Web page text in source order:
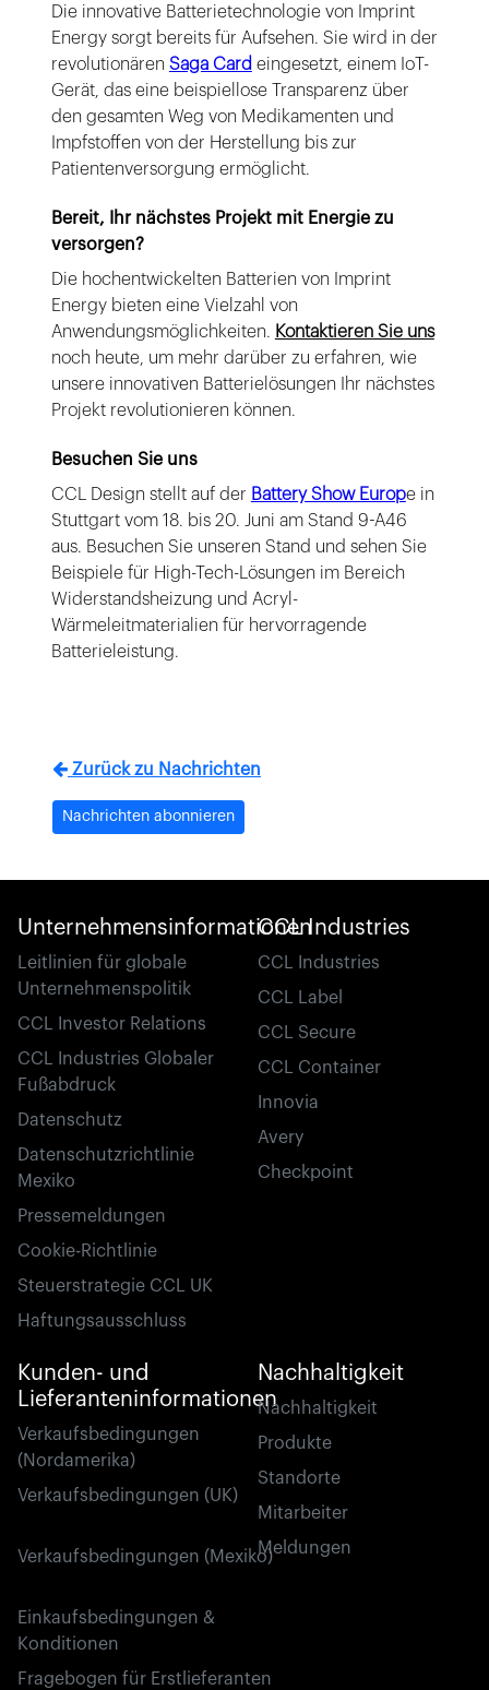
Die innovative Batterietechnologie von Imprint
Energy sorgt bereits für Aufsehen. Sie wird in der
revolutionären Saga Card eingesetzt, einem IoT-
Gerät, das eine beispiellose Transparenz über
den gesamten Weg von Medikamenten und
Impfstoffen von der Herstellung bis zur
Patientenversorgung ermöglicht.
Bereit, Ihr nächstes Projekt mit Energie zu
versorgen?
Die hochentwickelten Batterien von Imprint
Energy bieten eine Vielzahl von
Anwendungsmöglichkeiten. Kontaktieren Sie uns
noch heute, um mehr darüber zu erfahren, wie
unsere innovativen Batterielösungen Ihr nächstes
Projekt revolutionieren können.
Besuchen Sie uns
CCL Design stellt auf der Battery Show Europe in
Stuttgart vom 18. bis 20. Juni am Stand 9-A46
aus. Besuchen Sie unseren Stand und sehen Sie
Beispiele für High-Tech-Lösungen im Bereich
Widerstandsheizung und Acryl-
Wärmeleitmaterialien für hervorragende
Batterieleistung.
Zurück zu Nachrichten
Nachrichten abonnieren
Unternehmensinformationen
Leitlinien für globale
Unternehmenspolitik
CCL Investor Relations
CCL Industries Globaler
Fußabdruck
Datenschutz
Datenschutzrichtlinie
Mexiko
Pressemeldungen
Cookie-Richtlinie
Steuerstrategie CCL UK
Haftungsausschluss
CCL Industries
CCL Industries
CCL Label
CCL Secure
CCL Container
Innovia
Avery
Checkpoint
Kunden- und
Lieferanteninformationen
Verkaufsbedingungen
(Nordamerika)
Verkaufsbedingungen (UK)
Verkaufsbedingungen (Mexiko)
Einkaufsbedingungen &
Konditionen
Fragebogen für Erstlieferanten
Nachhaltigkeit
Nachhaltigkeit
Produkte
Standorte
Mitarbeiter
Meldungen